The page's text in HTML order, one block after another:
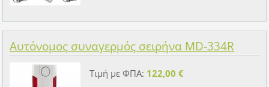
Αυτόνομος συναγερμός σειρήνα MD-334R
Τιμή με ΦΠΑ: 122,00 €